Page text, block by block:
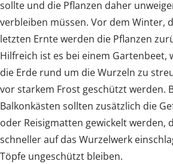
sollte und die Pflanzen daher
verbleiben müssen. Vor dem Winter,
letzten Ernte werden die Pflanzen
Hilfreich ist es bei einem Gartenbeet,
die Erde rund um die Wurzeln zu
vor starkem Frost geschützt werden.
Balkonkästen sollten zusätzlich die
oder Reisigmatten gewickelt werden,
schneller auf das Wurzelwerk
Töpfe ungeschützt bleiben.